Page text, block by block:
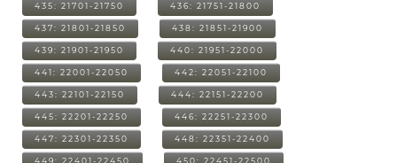
435: 21701-21750 436: 21751-21800
437: 21801-21850 438: 21851-21900
439: 21901-21950 440: 21951-22000
441: 22001-22050 442: 22051-22100
443: 22101-22150 444: 22151-22200
445: 22201-22250 446: 22251-22300
447: 22301-22350 448: 22351-22400
449: 22401-22450 450: 22451-22500